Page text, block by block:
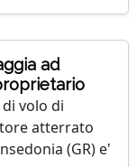
ad
di volo di
atterrato
(GR) e'